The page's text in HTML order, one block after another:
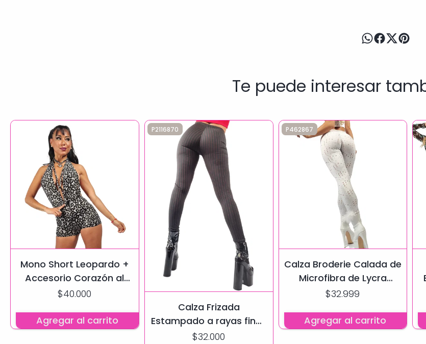
Te puede interesar
Mono Short Leopardo +
Accesorio Corazón al
tono
$40.000
Agregar al carrito
P2116870
Calza Frizada
Estampado a rayas finas
Efecto Push Up
$32.000
P462867
Calza Broderie Calada de
Microfibra de Lycra
elastizada en 3 colores
$32.999
Agregar al carrito